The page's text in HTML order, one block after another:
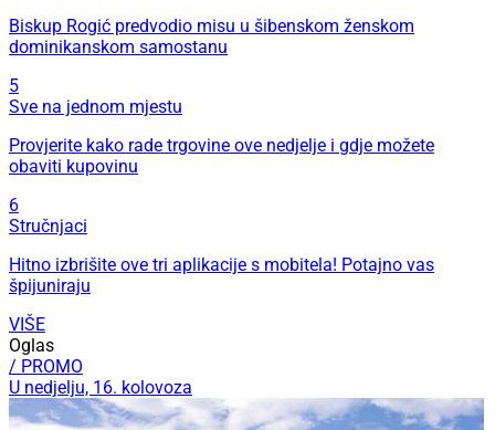
Biskup Rogić predvodio misu u šibenskom ženskom
dominikanskom samostanu
5
Sve na jednom mjestu
Provjerite kako rade trgovine ove nedjelje i gdje možete
obaviti kupovinu
6
Stručnjaci
Hitno izbrišite ove tri aplikacije s mobitela! Potajno vas
špijuniraju
VIŠE
Oglas
/ PROMO
U nedjelju, 16. kolovoza